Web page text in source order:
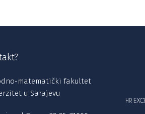
matematički fakultet
u Sarajevu